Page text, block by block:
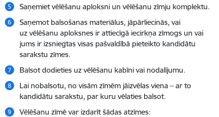
Saņemiet vēlēšanu aploksni un vēlēšanu zīmju komplektu.
Saņemot balsošanas materiālus, jāpārliecinās, vai
uz vēlēšanu aploksnes ir attiecīgā iecirkņa zīmogs un vai
jums ir izsniegtas visas pašvaldībā pieteikto kandidātu
sarakstu zīmes.
Balsot dodieties uz vēlēšanu kabīni vai nodalījumu.
Lai nobalsotu, no visām zīmēm jāizvēlas viena – ar to
kandidātu sarakstu, par kuru vēlaties balsot.
Vēlēšanu zīmē var izdarīt šādas atzīmes: